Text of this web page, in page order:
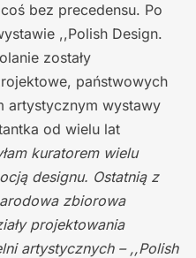
bez precedensu. Po
,,Polish Design.
zostały
państwowych
artystycznym wystawy
od wielu lat
kuratorem wielu
designu. Ostatnią z
zbiorowa
projektowania
artystycznych – ,,Polish